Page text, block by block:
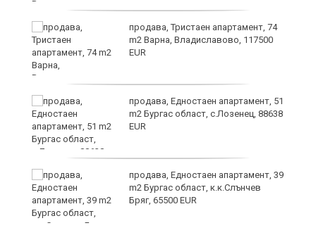
продава, Тристаен апартамент, 74
m2 Варна, Владиславово, 117500
EUR
продава, Едностаен апартамент, 51
m2 Бургас област, с.Лозенец, 88638
EUR
продава, Едностаен апартамент, 39
m2 Бургас област, к.к.Слънчев
Бряг, 65500 EUR